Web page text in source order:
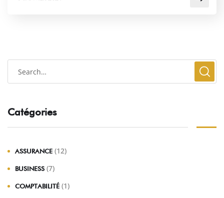
Catégories
ASSURANCE (12)
BUSINESS (7)
COMPTABILITÉ (1)